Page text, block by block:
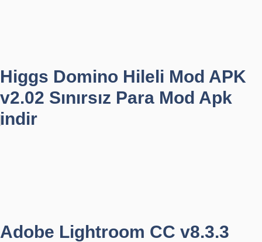
Higgs Domino Hileli Mod APK
v2.02 Sınırsız Para Mod Apk
indir
Adobe Lightroom CC v8.3.3